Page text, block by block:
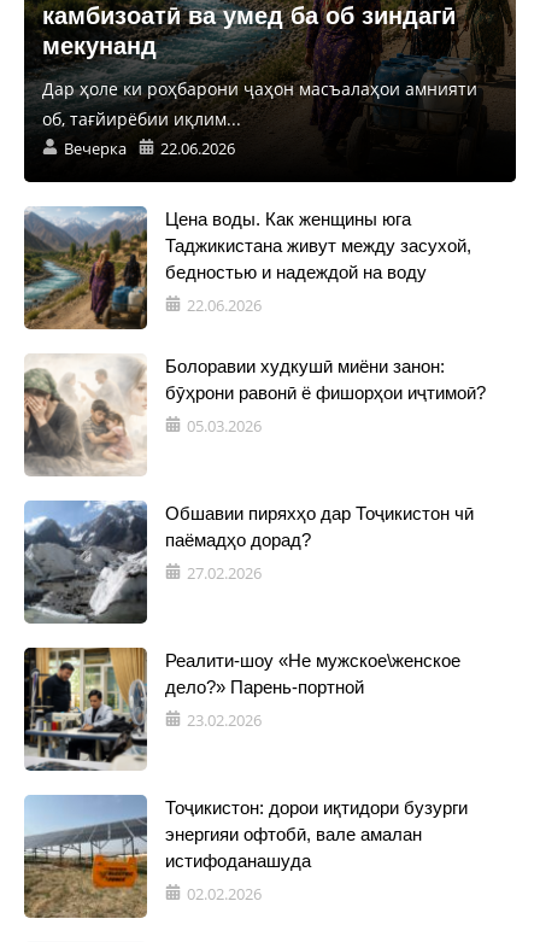
камбизоатӣ ва умед ба об зиндагӣ
мекунанд
Дар ҳоле ки роҳбарони ҷаҳон масъалаҳои амнияти
об, тағйирёбии иқлим...
Вечерка 22.06.2026
Цена воды. Как женщины юга
Таджикистана живут между засухой,
бедностью и надеждой на воду
22.06.2026
Болоравии худкушӣ миёни занон:
бӯҳрони равонӣ ё фишорҳои иҷтимоӣ?
05.03.2026
Обшавии пиряхҳо дар Тоҷикистон чӣ
паёмадҳо дорад?
27.02.2026
Реалити-шоу «Не мужское\женское
дело?» Парень-портной
23.02.2026
Тоҷикистон: дорои иқтидори бузурги
энергияи офтобӣ, вале амалан
истифоданашуда
02.02.2026